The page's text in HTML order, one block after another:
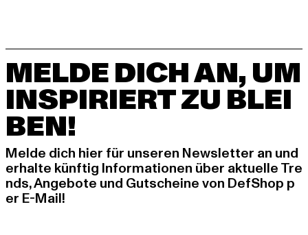
MELDE DICH AN, UM
INSPIRIERT ZU BLEI
BEN!
Melde dich hier für unseren Newsletter an und
erhalte künftig Informationen über aktuelle Tre
nds, Angebote und Gutscheine von DefShop p
er E-Mail!